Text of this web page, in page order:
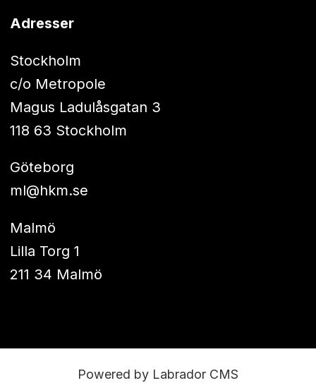
Adresser
Stockholm
c/o Metropole
Magus Ladulåsgatan 3
118 63 Stockholm
Göteborg
ml@hkm.se
Malmö
Lilla Torg 1
211 34 Malmö
Powered by Labrador CMS